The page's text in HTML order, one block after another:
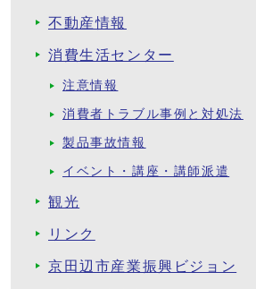
不動産情報
消費生活センター
注意情報
消費者トラブル事例と対処法
製品事故情報
イベント・講座・講師派遣
観光
リンク
京田辺市産業振興ビジョン